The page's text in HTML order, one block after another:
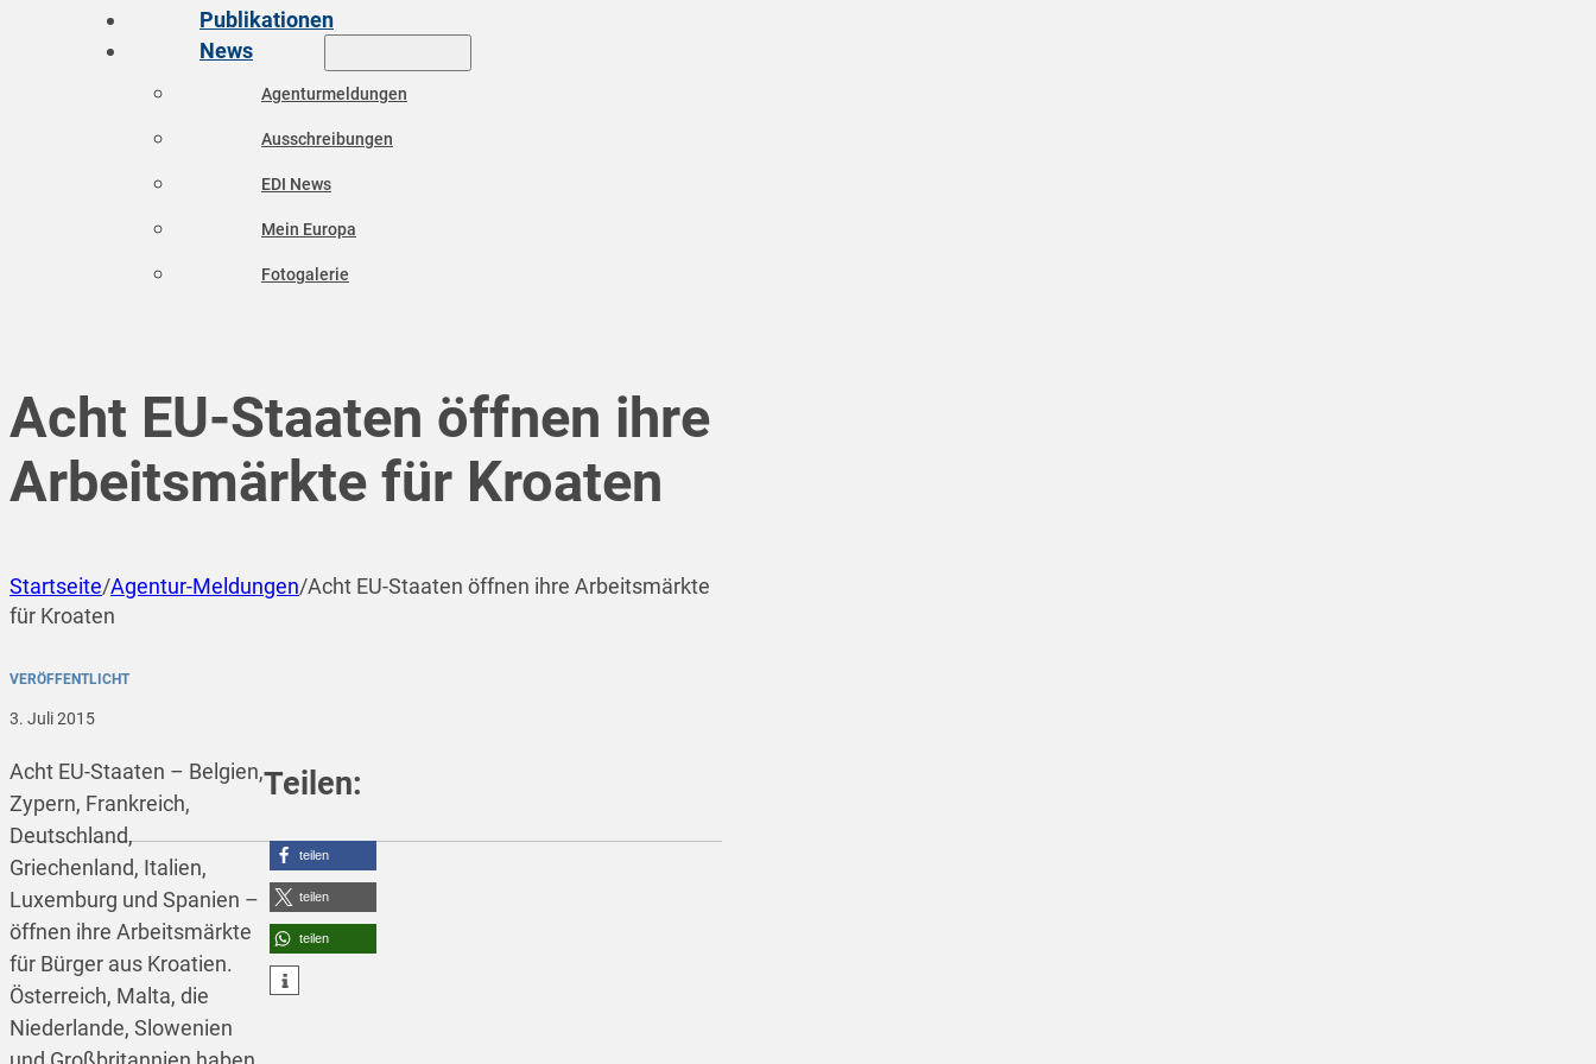
Publikationen
News
Agenturmeldungen
Ausschreibungen
EDI News
Mein Europa
Fotogalerie
Acht EU-Staaten öffnen ihre
Arbeitsmärkte für Kroaten
Startseite/Agentur-Meldungen/Acht EU-Staaten öffnen ihre Arbeitsmärkte
für Kroaten
VERÖFFENTLICHT
3. Juli 2015
Acht EU-Staaten – Belgien,
Zypern, Frankreich,
Deutschland,
Griechenland, Italien,
Luxemburg und Spanien –
öffnen ihre Arbeitsmärkte
für Bürger aus Kroatien.
Österreich, Malta, die
Niederlande, Slowenien
Teilen:
teilen
teilen
teilen